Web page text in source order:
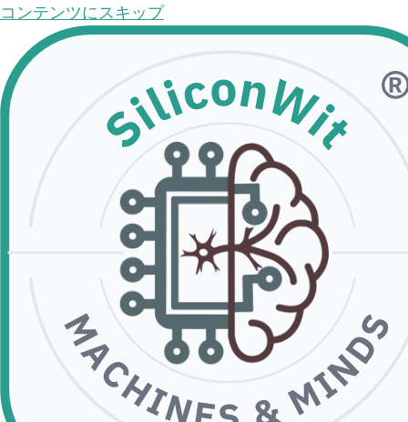
コンテンツにスキップ